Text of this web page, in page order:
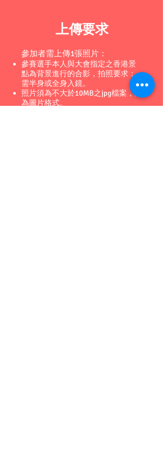
上傳要求​
參加者需上傳1張照片：
參賽選手本人與大會指定之香港景
點為背景進行的合影，拍照要求：
需半身或全身入鏡。
照片須為不大於10MB之jpg檔案，須
為圖片格式。